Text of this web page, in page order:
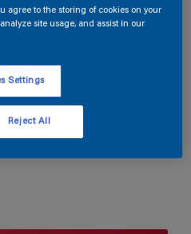
je kleur
1 L
agree to the storing of cookies on your
site usage, and assist in our
Settings
Reject All